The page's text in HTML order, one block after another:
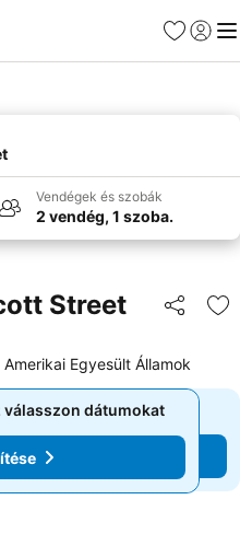
Kedvencek
Vendégek és szobák
2 vendég, 1 szoba.
Street
Egyesült Államok
dátumokat
dátumokat